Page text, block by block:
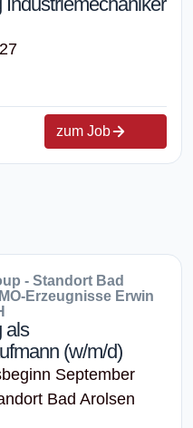
zum Job
- Standort Bad
Erzeugnisse Erwin
als
(w/m/d)
September
Bad Arolsen